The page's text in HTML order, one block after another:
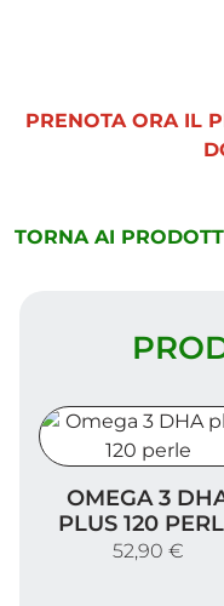
PRENOTA ORA IL
TORNA AI
OMEGA 3
PLUS 120
52,90 €